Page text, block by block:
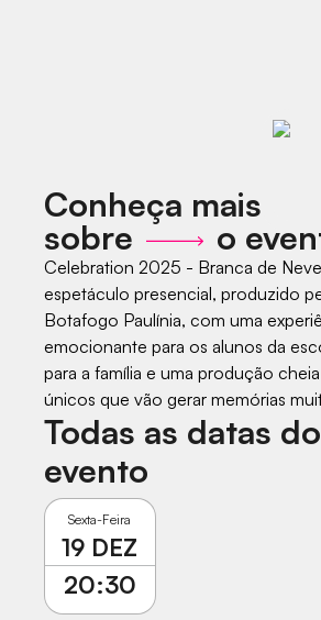
Conheça mais
sobre
o
Celebration 2025 - Branca de
espetáculo presencial, produzido
Botafogo Paulínia, com uma
emocionante para os alunos da
para a família e uma produção
únicos que vão gerar memórias
Todas as datas do
evento
Sexta-Feira
19 DEZ
20:30